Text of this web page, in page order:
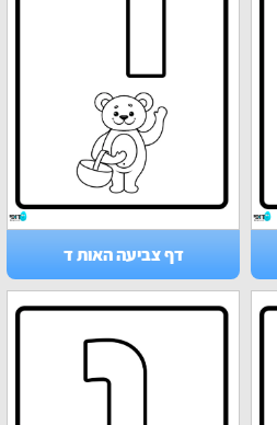
דף צביעה האות ד